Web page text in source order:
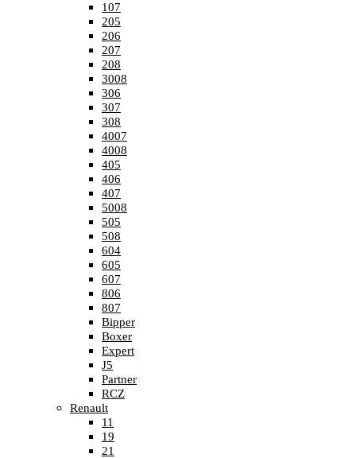
107
205
206
207
208
3008
306
307
308
4007
4008
405
406
407
5008
505
508
604
605
607
806
807
Bipper
Boxer
Expert
J5
Partner
RCZ
Renault
11
19
21